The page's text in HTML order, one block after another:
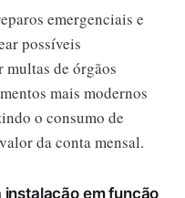
emergenciais e
possíveis
de órgãos
mais modernos
o consumo de
da conta mensal.
em função